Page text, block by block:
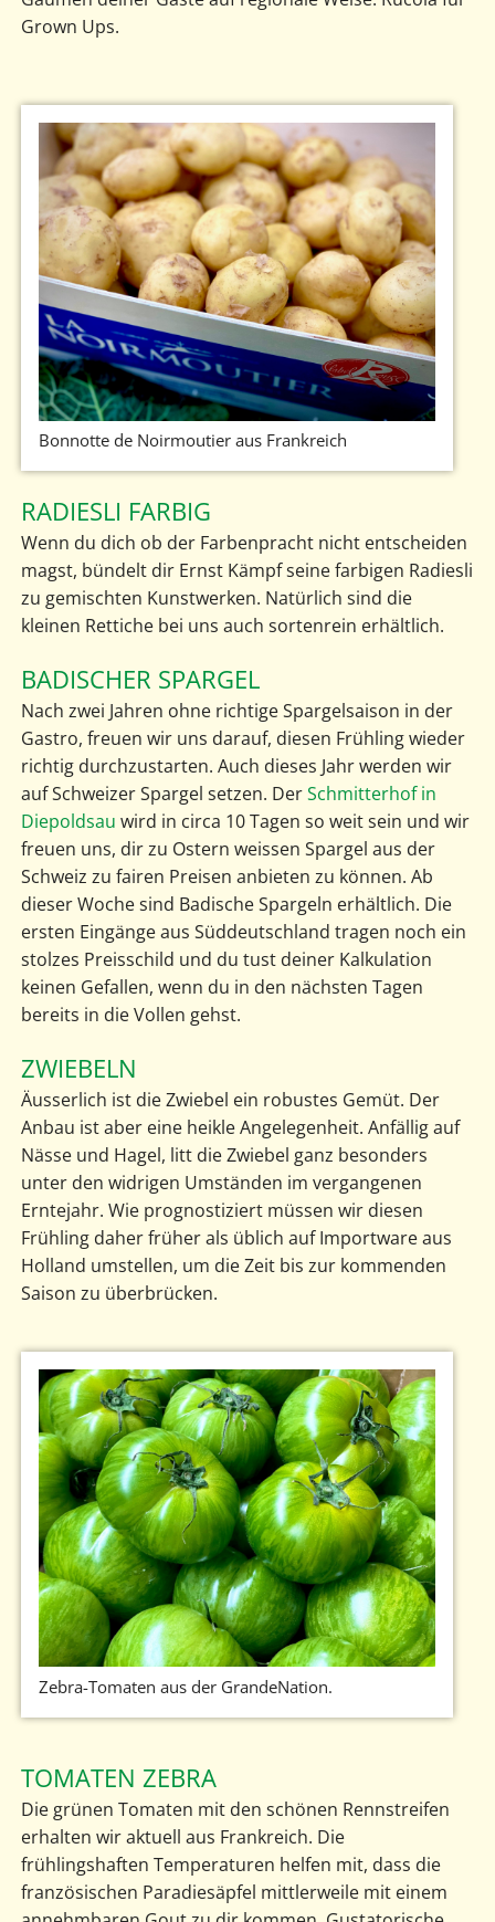
Grown Ups.
Bonnotte de Noirmoutier aus Frankreich
RADIESLI FARBIG
Wenn du dich ob der Farbenpracht nicht entscheiden
magst, bündelt dir Ernst Kämpf seine farbigen Radiesli
zu gemischten Kunstwerken. Natürlich sind die
kleinen Rettiche bei uns auch sortenrein erhältlich.
BADISCHER SPARGEL
Nach zwei Jahren ohne richtige Spargelsaison in der
Gastro, freuen wir uns darauf, diesen Frühling wieder
richtig durchzustarten. Auch dieses Jahr werden wir
auf Schweizer Spargel setzen. DerSchmitterhof in
Diepoldsau wird in circa 10 Tagen so weit sein und wir
freuen uns, dir zu Ostern weissen Spargel aus der
Schweiz zu fairen Preisen anbieten zu können. Ab
dieser Woche sind Badische Spargeln erhältlich. Die
ersten Eingänge aus Süddeutschland tragen noch ein
stolzes Preisschild und du tust deiner Kalkulation
keinen Gefallen, wenn du in den nächsten Tagen
bereits in die Vollen gehst.
ZWIEBELN
Äusserlich ist die Zwiebel ein robustes Gemüt. Der
Anbau ist aber eine heikle Angelegenheit. Anfällig auf
Nässe und Hagel, litt die Zwiebel ganz besonders
unter den widrigen Umständen im vergangenen
Erntejahr. Wie prognostiziert müssen wir diesen
Frühling daher früher als üblich auf Importware aus
Holland umstellen, um die Zeit bis zur kommenden
Saison zu überbrücken.
Zebra-Tomaten aus der GrandeNation.
TOMATEN ZEBRA
Die grünen Tomaten mit den schönen Rennstreifen
erhalten wir aktuell aus Frankreich. Die
frühlingshaften Temperaturen helfen mit, dass die
französischen Paradiesäpfel mittlerweile mit einem